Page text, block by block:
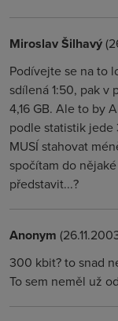
Miroslav Šilhavý
Podívejte se na to
sdílená 1:50, pak v
4,16 GB. Ale to by
podle statistik
MUSÍ stahovat
spočítam do
představit...?
Anonym
300 kbit? to snad
To sem neměl už od